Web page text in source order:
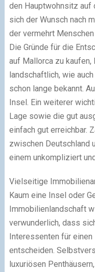
den Hauptwohnsitz auf
sich der Wunsch nach
der vermehrt
Die Gründe für die
auf Mallorca zu kaufen,
landschaftlich, wie
schon lange bekannt.
Insel. Ein weiterer
Lage sowie die gut
einfach gut erreichbar.
zwischen Deutschland
einem unkompliziert
Vielseitige
Kaum eine Insel oder
Immobilienlandschaft
verwunderlich, dass
Interessenten für
entscheiden.
luxuriösen